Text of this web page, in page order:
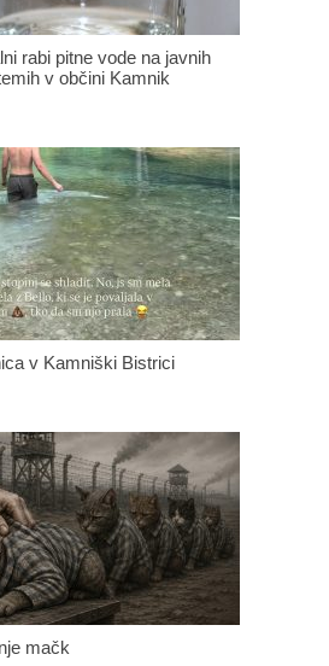
rabi pitne vode na javnih
v občini Kamnik
v Kamniški Bistrici
mačk